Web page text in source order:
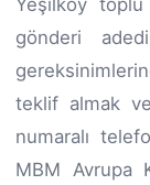
gönderi
teklif almak
numaralı
MBM Avrupa